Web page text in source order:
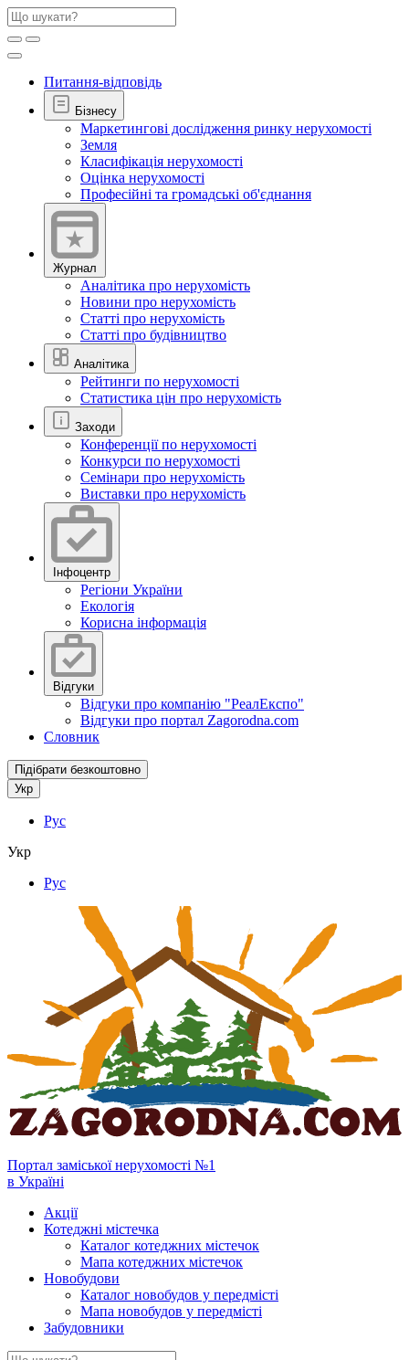
Питання-відповідь
Бізнесу
Маркетингові дослідження ринку нерухомості
Земля
Класифікація нерухомості
Оцінка нерухомості
Професійні та громадські об'єднання
Журнал
Аналітика про нерухомість
Новини про нерухомість
Статті про нерухомість
Статті про будівництво
Аналітика
Рейтинги по нерухомості
Статистика цін про нерухомість
Заходи
Конференції по нерухомості
Конкурси по нерухомості
Семінари про нерухомість
Виставки про нерухомість
Інфоцентр
Регіони України
Екологія
Корисна інформація
Відгуки
Відгуки про компанію "РеалЕкспо"
Відгуки про портал Zagorodna.com
Словник
Підібрати безкоштовно
Укр
Рус
Укр
Рус
Портал заміської нерухомості №1
в Україні
Акції
Котеджні містечка
Каталог котеджних містечок
Мапа котеджних містечок
Новобудови
Каталог новобудов у передмісті
Мапа новобудов у передмісті
Забудовники